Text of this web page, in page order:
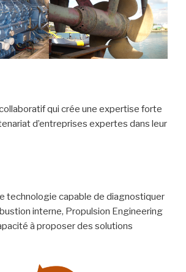
qui crée une expertise forte
d’entreprises expertes dans leur
technologie capable de diagnostiquer
interne, Propulsion Engineering
à proposer des solutions